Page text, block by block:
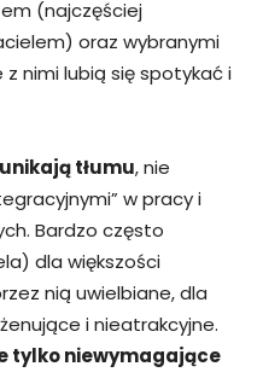
(najczęściej
oraz wybranymi
z nimi lubią się spotykać i
tłumu, nie
w pracy i
Bardzo często
dla większości
nią uwielbiane, dla
i nieatrakcyjne.
tylko niewymagające